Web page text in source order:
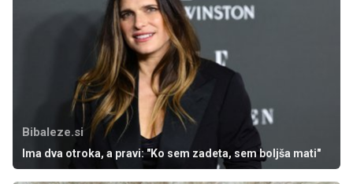
Bibaleze.si
Ima dva otroka, a pravi: "Ko sem zadeta, sem boljša mati"